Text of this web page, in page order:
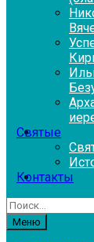
Святые
Контакты
Найти:
Меню